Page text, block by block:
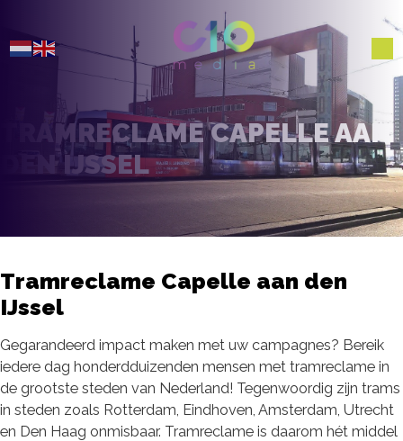
TRAMRECLAME CAPELLE AAN
DEN IJSSEL
Tramreclame Capelle aan den
IJssel
Gegarandeerd impact maken met uw campagnes? Bereik
iedere dag honderdduizenden mensen met tramreclame in
de grootste steden van Nederland! Tegenwoordig zijn trams
in steden zoals Rotterdam, Eindhoven, Amsterdam, Utrecht
en Den Haag onmisbaar. Tramreclame is daarom hét middel